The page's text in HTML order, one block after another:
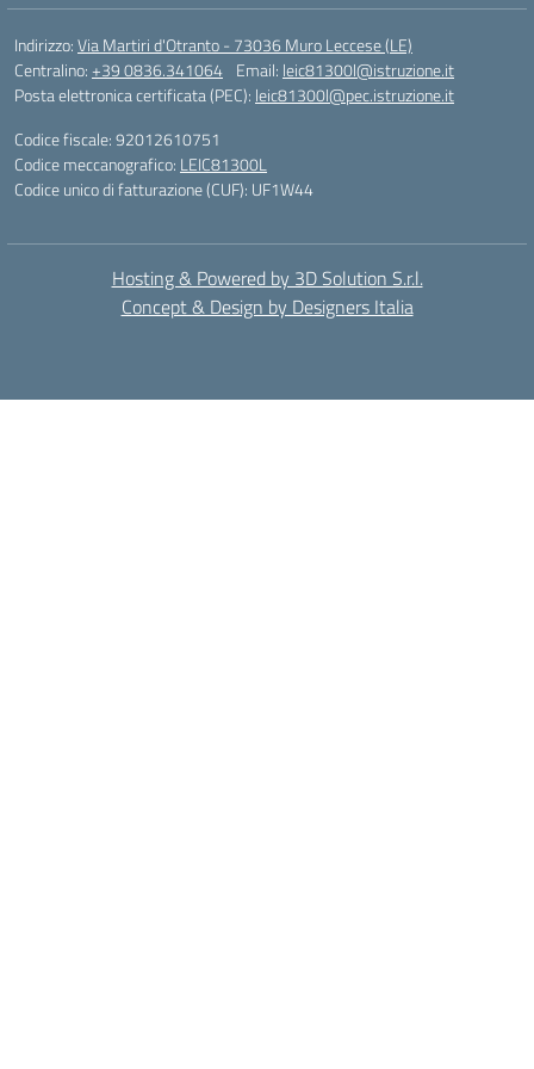
Indirizzo:Via Martiri d'Otranto - 73036 Muro Leccese (LE)
Centralino:+39 0836.341064 Email: leic81300l@istruzione.it
Posta elettronica certificata (PEC): leic81300l@pec.istruzione.it
Codice fiscale: 92012610751
Codice meccanografico: LEIC81300L
Codice unico di fatturazione (CUF): UF1W44
Hosting & Powered by 3D Solution S.r.l.
Concept & Design by Designers Italia